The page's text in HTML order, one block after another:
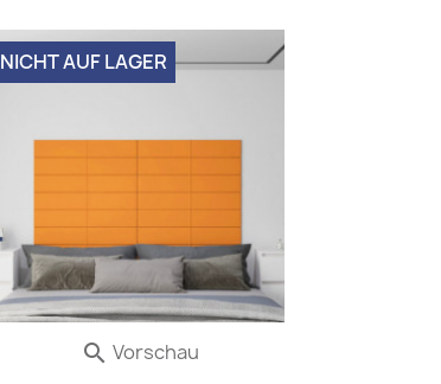
NICHT AUF LAGER
 Vorschau